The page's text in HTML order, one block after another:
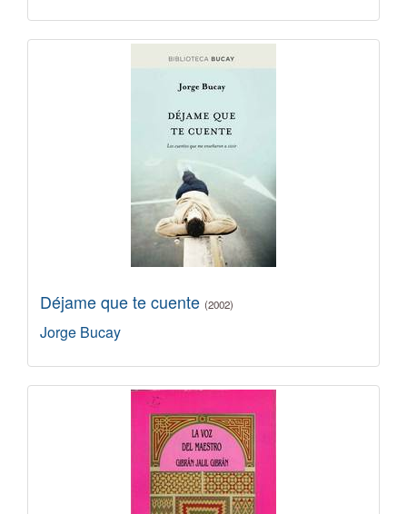
Déjame que te cuente (2002)
Jorge Bucay